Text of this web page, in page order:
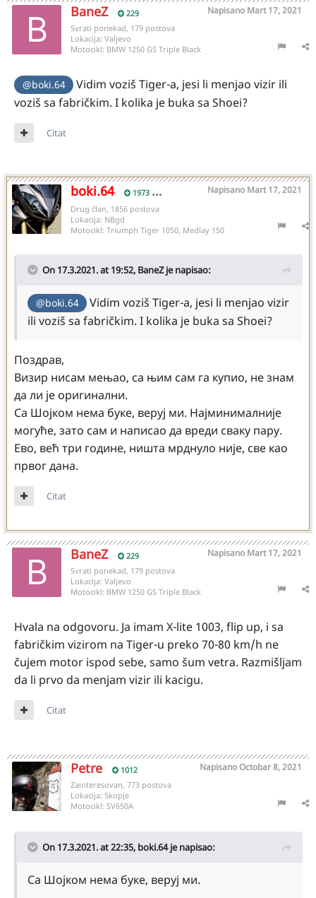
BaneZ 229 Napisano Mart 17, 2021
Svrati ponekad, 179 postova
Lokacija: Valjevo
Motocikl: BMW 1250 GS Triple Black
@boki.64
Vidim voziš Tiger-a, jesi li menjao vizir ili
voziš sa fabričkim. I kolika je buka sa Shoei?
Citat
boki.64 1973 Napisano Mart 17, 2021
Drug član, 1856 postova
Lokacija: NBgd
Motocikl: Triumph Tiger 1050, Medlay 150
On 17.3.2021. at 19:52, BaneZje napisao:
@boki.64
Vidim voziš Tiger-a, jesi li menjao vizir
ili voziš sa fabričkim. I kolika je buka sa Shoei?
Поздрав,
Визир нисам мењао, са њим сам га купио, не знам
да ли је оригинални.
Са Шојком нема буке, веруј ми. Најминималније
могуће, зато сам и написао да вреди сваку пару.
Ево, већ три године, ништа мрднуло није, све као
првог дана.
Citat
BaneZ 229 Napisano Mart 17, 2021
Svrati ponekad, 179 postova
Lokacija: Valjevo
Motocikl: BMW 1250 GS Triple Black
Hvala na odgovoru. Ja imam X-lite 1003, flip up, i sa
fabričkim vizirom na Tiger-u preko 70-80 km/h ne
čujem motor ispod sebe, samo šum vetra. Razmišljam
da li prvo da menjam vizir ili kacigu.
Citat
Petre 1012 NapisanoOctobar 8, 2021
Zainteresovan, 773 postova
Lokacija: Skopje
Motocikl: SV650A
On 17.3.2021. at 22:35, boki.64je napisao:
Са Шојком нема буке, веруј ми.